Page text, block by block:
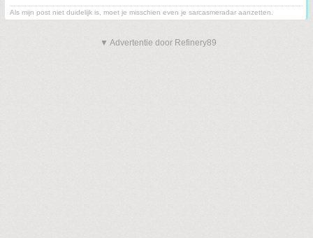
Als mijn post niet duidelijk is, moet je misschien even je sarcasmeradar aanzetten.
▼ Advertentie door Refinery89